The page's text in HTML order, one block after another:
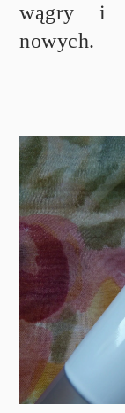
wągry i
nowych.